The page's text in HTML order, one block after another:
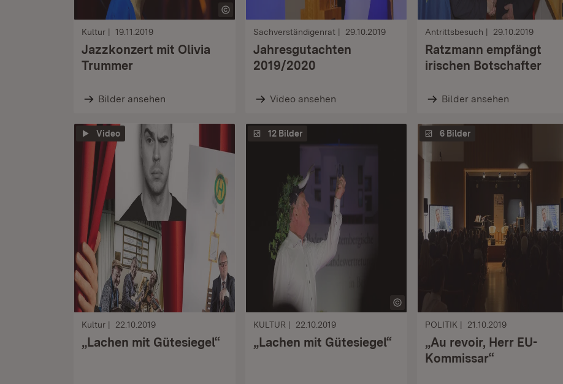
Kultur 19.11.2019
Jazzkonzert mit Olivia
Trummer
Bilder ansehen
Sachverständigenrat 29.10.2019
Jahresgutachten
2019/2020
Video ansehen
Antrittsbesuch 29.10.2019
Ratzmann empfängt
irischen Botschafter
Bilder ansehen
Video
Kultur 22.10.2019
„Lachen mit Gütesiegel“
12 Bilder
KULTUR 22.10.2019
„Lachen mit Gütesiegel“
6 Bilder
POLITIK 21.10.2019
„Au revoir, Herr EU-
Kommissar“